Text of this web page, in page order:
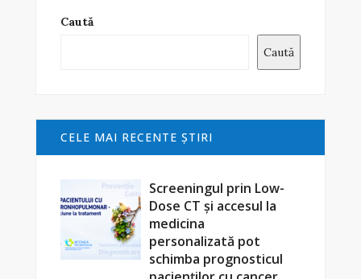
Caută
Caută
CELE MAI RECENTE ŞTIRI
Screeningul prin Low-
Dose CT și accesul la
medicina
personalizată pot
schimba prognosticul